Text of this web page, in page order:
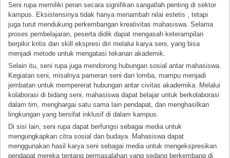
Seni rupa memiliki peran secara signifikan sangatlah penting di sektor
kampus. Eksistensinya tidak hanya menambah nilai estetis , tetapi
juga turut mendukung perkembangan kreativitas mahasiswa. Selama
proses pembelajaran, peserta didik dapat mengasah keterampilan
berpikir kritis dan skill ekspresi diri melalui karya seni, yang bisa
menjadi metode untuk mengatasi tekanan akademik.
Selain itu, seni rupa juga mendorong hubungan sosial antar mahasiswa.
Kegiatan seni, misalnya pameran seni dan lomba, mampu menjadi
jembatan untuk mempererat hubungan antar civitas akademika. Melalui
kolaborasi di bidang seni, mahasiswa dapat belajar untuk berkolaborasi
dalam tim, menghargai satu sama lain pendapat, dan menghasilkan
lingkungan yang bersifat inklusif di dalam kampus.
Di sisi lain, seni rupa dapat berfungsi sebagai media untuk
mengungkapkan citra sosial dan budaya. Mahasiswa dapat
menggunakan hasil karya seni sebagai media untuk mengekspresikan
pendapat mereka tentang permasalahan yang sedang berkembang di